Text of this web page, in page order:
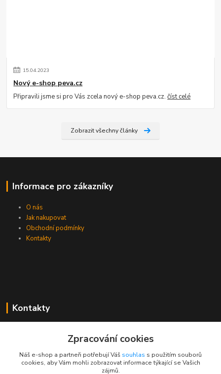
15.04.2023
Nový e-shop peva.cz
Připravili jsme si pro Vás zcela nový e-shop peva.cz.číst celé
Zobrazit všechny články
Informace pro zákazníky
O nás
Jak nakupovat
Obchodní podmínky
Kontakty
Kontakty
+420 733 530 378
(Po-Pá, 8-15 hod.)
Zpracování cookies
Náš e-shop a partneři potřebují Váš souhlas s použitím souborů
cookies, aby Vám mohli zobrazovat informace týkající se Vašich
zájmů.